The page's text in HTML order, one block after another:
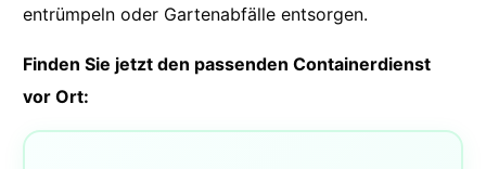
entrümpeln oder Gartenabfälle entsorgen.
Finden Sie jetzt den passenden Containerdienst
vor Ort: